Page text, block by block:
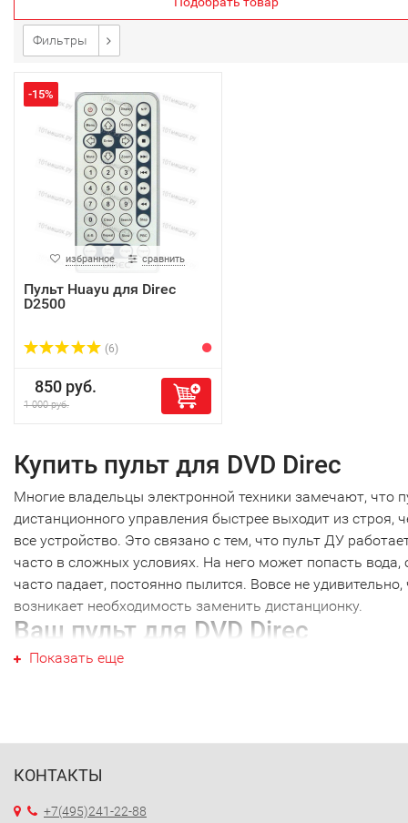
Фильтры
-15%
избранное сравнить
Пульт Huayu для Direc
D2500
(6)
850 руб.
1 000 руб.
Купить пульт для DVD Direc
Многие владельцы электронной техники замечают, что
дистанционного управления быстрее выходит из строя,
все устройство. Это связано с тем, что пульт ДУ
часто в сложных условиях. На него может попасть вода,
часто падает, постоянно пылится. Вовсе не удивительно,
возникает необходимость заменить дистанционку.
Ваш пульт для DVD Direc
Ваш пульт для DVD Direc не являются исключением, как и
ДУ работает только с определенной моделью.
будет работать с вашей техникой. Поэтому, решив купить
Показать еще
КОНТАКТЫ
+7(495)241-22-88